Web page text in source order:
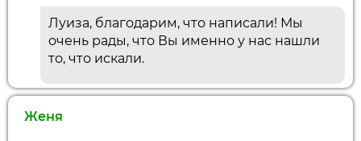
Луиза, благодарим, что написали! Мы
очень рады, что Вы именно у нас нашли
то, что искали.
Женя